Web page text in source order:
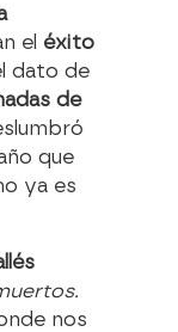
el éxito
dato de
de
que
ya es
nos